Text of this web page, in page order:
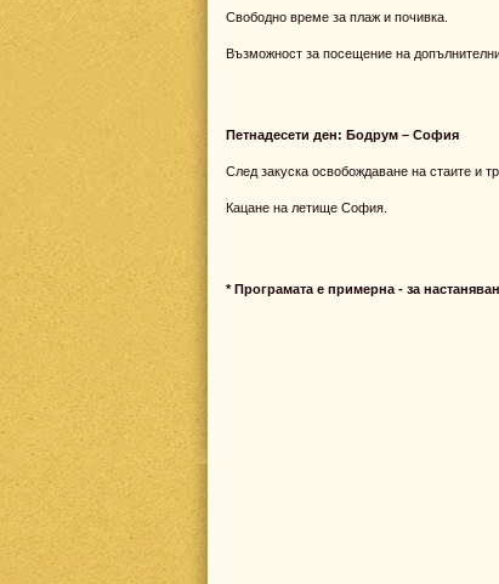
Свободно време за плаж и почивка.
Възможност за посещение на
Петнадесети ден: Бодрум – София
След закуска освобождаване на стаите и
Кацане на летище София.
* Програмата е примерна - за